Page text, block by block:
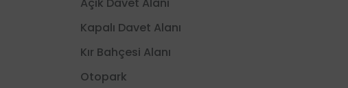
Kapalı Davet Alanı
Kır Bahçesi Alanı
Otopark